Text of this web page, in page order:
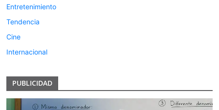
Entretenimiento
Tendencia
Cine
Internacional
PUBLICIDAD